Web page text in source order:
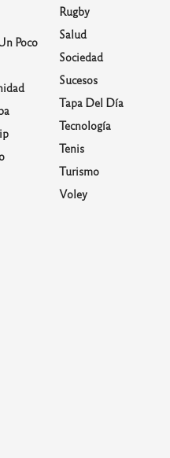
Poco
Rugby
Salud
Sociedad
Sucesos
Tapa Del Día
Tecnología
Tenis
Turismo
Voley